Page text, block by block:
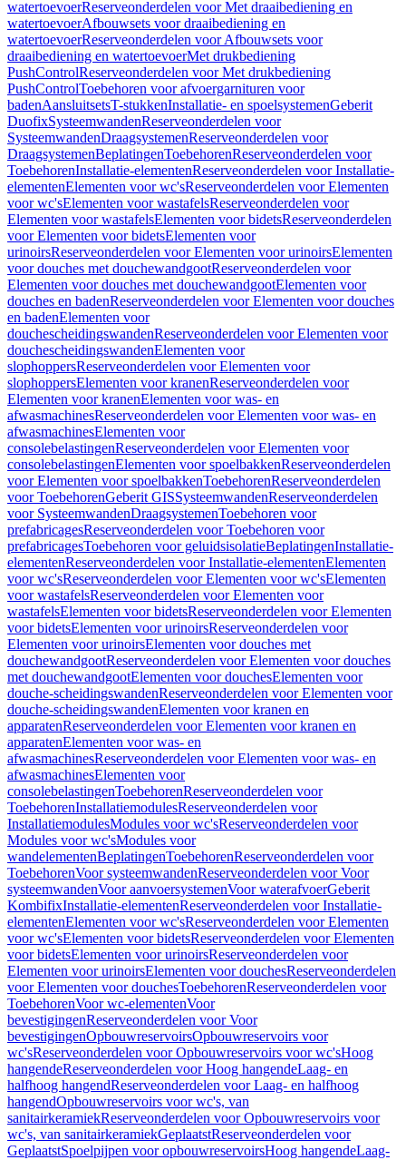
watertoevoerReserveonderdelen voor Met draaibediening en
watertoevoerAfbouwsets voor draaibediening en
watertoevoerReserveonderdelen voor Afbouwsets voor
draaibediening en watertoevoerMet drukbediening
PushControlReserveonderdelen voor Met drukbediening
PushControlToebehoren voor afvoergarnituren voor
badenAansluitsetsT-stukkenInstallatie- en spoelsystemenGeberit
DuofixSysteemwandenReserveonderdelen voor
SysteemwandenDraagsystemenReserveonderdelen voor
DraagsystemenBeplatingenToebehorenReserveonderdelen voor
ToebehorenInstallatie-elementenReserveonderdelen voor Installatie-
elementenElementen voor wc'sReserveonderdelen voor Elementen
voor wc'sElementen voor wastafelsReserveonderdelen voor
Elementen voor wastafelsElementen voor bidetsReserveonderdelen
voor Elementen voor bidetsElementen voor
urinoirsReserveonderdelen voor Elementen voor urinoirsElementen
voor douches met douchewandgootReserveonderdelen voor
Elementen voor douches met douchewandgootElementen voor
douches en badenReserveonderdelen voor Elementen voor douches
en badenElementen voor
douchescheidingswandenReserveonderdelen voor Elementen voor
douchescheidingswandenElementen voor
slophoppersReserveonderdelen voor Elementen voor
slophoppersElementen voor kranenReserveonderdelen voor
Elementen voor kranenElementen voor was- en
afwasmachinesReserveonderdelen voor Elementen voor was- en
afwasmachinesElementen voor
consolebelastingenReserveonderdelen voor Elementen voor
consolebelastingenElementen voor spoelbakkenReserveonderdelen
voor Elementen voor spoelbakkenToebehorenReserveonderdelen
voor ToebehorenGeberit GISSysteemwandenReserveonderdelen
voor SysteemwandenDraagsystemenToebehoren voor
prefabricagesReserveonderdelen voor Toebehoren voor
prefabricagesToebehoren voor geluidsisolatieBeplatingenInstallatie-
elementenReserveonderdelen voor Installatie-elementenElementen
voor wc'sReserveonderdelen voor Elementen voor wc'sElementen
voor wastafelsReserveonderdelen voor Elementen voor
wastafelsElementen voor bidetsReserveonderdelen voor Elementen
voor bidetsElementen voor urinoirsReserveonderdelen voor
Elementen voor urinoirsElementen voor douches met
douchewandgootReserveonderdelen voor Elementen voor douches
met douchewandgootElementen voor douchesElementen voor
douche-scheidingswandenReserveonderdelen voor Elementen voor
douche-scheidingswandenElementen voor kranen en
apparatenReserveonderdelen voor Elementen voor kranen en
apparatenElementen voor was- en
afwasmachinesReserveonderdelen voor Elementen voor was- en
afwasmachinesElementen voor
consolebelastingenToebehorenReserveonderdelen voor
ToebehorenInstallatiemodulesReserveonderdelen voor
InstallatiemodulesModules voor wc'sReserveonderdelen voor
Modules voor wc'sModules voor
wandelementenBeplatingenToebehorenReserveonderdelen voor
ToebehorenVoor systeemwandenReserveonderdelen voor Voor
systeemwandenVoor aanvoersystemenVoor waterafvoerGeberit
KombifixInstallatie-elementenReserveonderdelen voor Installatie-
elementenElementen voor wc'sReserveonderdelen voor Elementen
voor wc'sElementen voor bidetsReserveonderdelen voor Elementen
voor bidetsElementen voor urinoirsReserveonderdelen voor
Elementen voor urinoirsElementen voor douchesReserveonderdelen
voor Elementen voor douchesToebehorenReserveonderdelen voor
ToebehorenVoor wc-elementenVoor
bevestigingenReserveonderdelen voor Voor
bevestigingenOpbouwreservoirsOpbouwreservoirs voor
wc'sReserveonderdelen voor Opbouwreservoirs voor wc'sHoog
hangendeReserveonderdelen voor Hoog hangendeLaag- en
halfhoog hangendReserveonderdelen voor Laag- en halfhoog
hangendOpbouwreservoirs voor wc's, van
sanitairkeramiekReserveonderdelen voor Opbouwreservoirs voor
wc's, van sanitairkeramiekGeplaatstReserveonderdelen voor
GeplaatstSpoelpijpen voor opbouwreservoirsHoog hangendeLaag-